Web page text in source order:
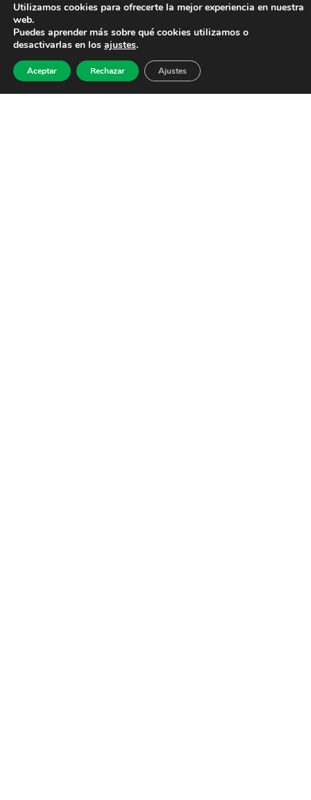
Utilizamos cookies para ofrecerte la mejor experiencia en nuestra
web.
Puedes aprender más sobre qué cookies utilizamos o
desactivarlas en los ajustes.
Aceptar Rechazar Ajustes